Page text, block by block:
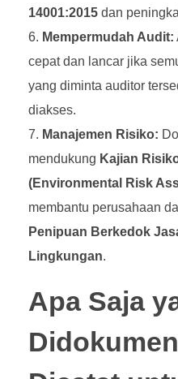
14001:2015 dan
Mempermudah Audit:
cepat dan lancar jika
yang diminta auditor
diakses.
Manajemen Risiko:
mendukung Kajian
(Environmental Risk
membantu perusahaan
Penipuan Berkedok
Lingkungan.
Apa Saja